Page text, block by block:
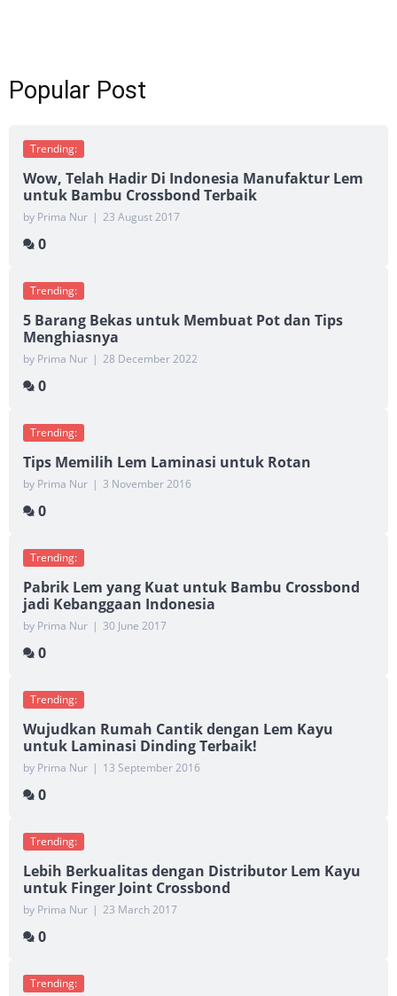
Popular Post
Trending:
Wow, Telah Hadir Di Indonesia Manufaktur Lem
untuk Bambu Crossbond Terbaik
by Prima Nur | 23 August 2017
0
Trending:
5 Barang Bekas untuk Membuat Pot dan Tips
Menghiasnya
by Prima Nur | 28 December 2022
0
Trending:
Tips Memilih Lem Laminasi untuk Rotan
by Prima Nur | 3 November 2016
0
Trending:
Pabrik Lem yang Kuat untuk Bambu Crossbond
jadi Kebanggaan Indonesia
by Prima Nur | 30 June 2017
0
Trending:
Wujudkan Rumah Cantik dengan Lem Kayu
untuk Laminasi Dinding Terbaik!
by Prima Nur | 13 September 2016
0
Trending:
Lebih Berkualitas dengan Distributor Lem Kayu
untuk Finger Joint Crossbond
by Prima Nur | 23 March 2017
0
Trending: